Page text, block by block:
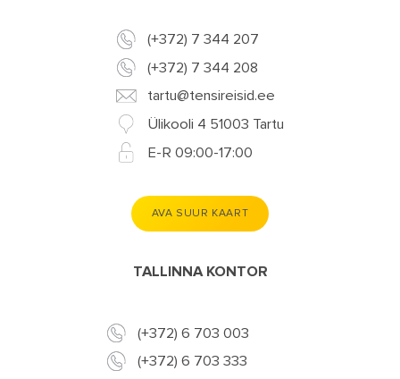
(+372) 7 344 207
(+372) 7 344 208
tartu@tensireisid.ee
Ülikooli 4 51003 Tartu
E-R 09:00-17:00
AVA SUUR KAART
TALLINNA KONTOR
(+372) 6 703 003
(+372) 6 703 333